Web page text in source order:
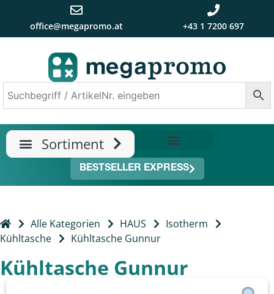
office@megapromo.at +43 1 7200 697
BESTSELLER EXPRESS
Alle Kategorien HAUS
Isotherm
Kühltasche
Kühltasche Gunnur
Kühltasche Gunnur